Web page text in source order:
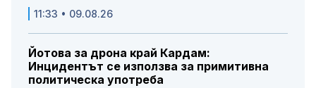
11:33 • 09.08.26
Йотова за дрона край Кардам:
Инцидентът се използва за примитивна
политическа употреба